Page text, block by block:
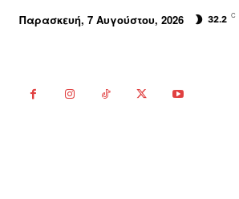
Παρασκευή, 7 Αυγούστου, 2026 32.2 C